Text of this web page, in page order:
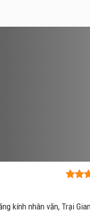
kính nhân văn, Trại